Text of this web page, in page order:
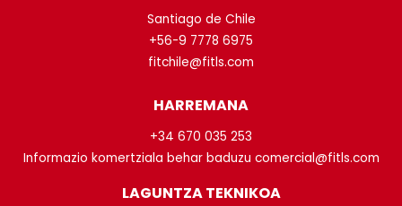
Santiago de Chile
+56-9 7778 6975
fitchile@fitls.com
HARREMANA
+34 670 035 253
Informazio komertziala behar baduzu comercial@fitls.com
LAGUNTZA TEKNIKOA